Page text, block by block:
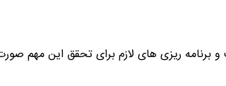
برنامه ریزی های لازم برای تحقق این مهم